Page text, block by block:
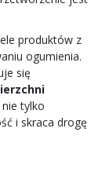
produktów z
ogumienia.
się
tylko
i skraca drogę